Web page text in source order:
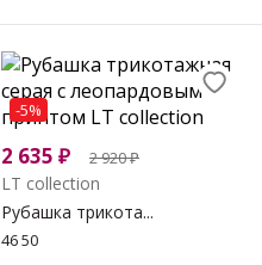
-5%
2 635 ₽ 2 920₽
LT collection
Рубашка трикота...
46 50